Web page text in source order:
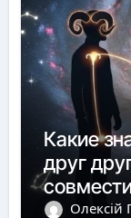
Какие
друг
Олексій